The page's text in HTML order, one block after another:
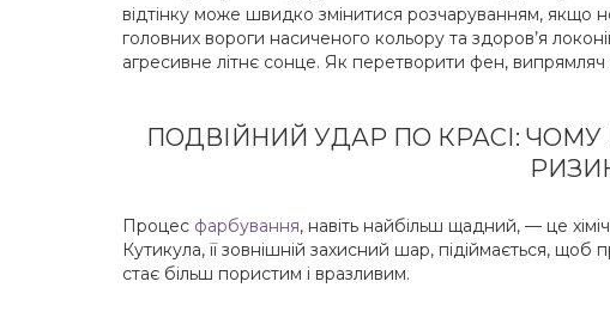
відтінку може швидко змінитися розчаруванням, якщо
головних вороги насиченого кольору та здоров’я
агресивне літнє сонце. Як перетворити фен, випрямляч
ПОДВІЙНИЙ УДАР ПО КРАСІ:
Процес фарбування, навіть найбільш щадний, — це
Кутикула, її зовнішній захисний шар, підіймається,
стає більш пористим і вразливим.